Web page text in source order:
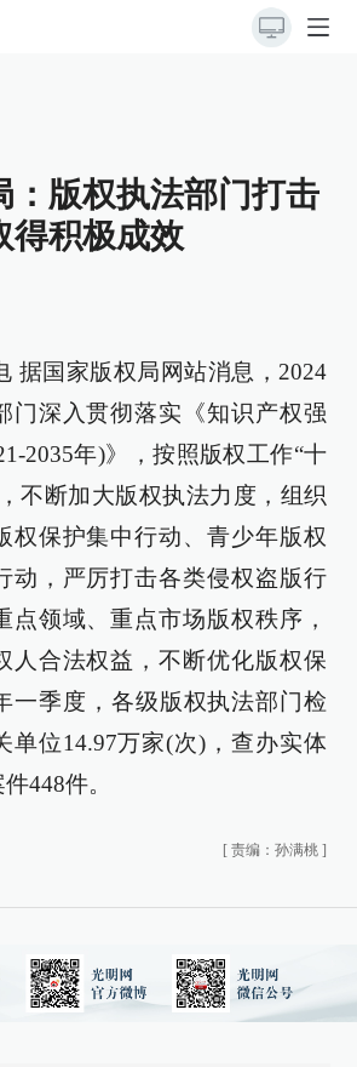
：版权执法部门打击
得积极成效
据国家版权局网站消息，2024
门深入贯彻落实《知识产权强
2035年)》，按照版权工作“十
不断加大版权执法力度，组织
权保护集中行动、青少年版权
动，严厉打击各类侵权盗版行
点领域、重点市场版权秩序，
人合法权益，不断优化版权保
一季度，各级版权执法部门检
单位14.97万家(次)，查办实体
448件。
[ 责编：孙满桃 ]